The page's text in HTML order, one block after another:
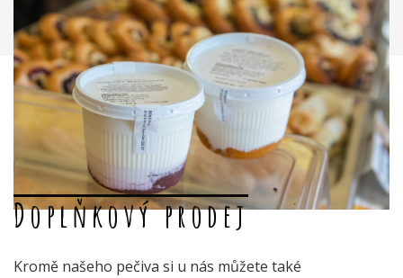
Doplňkový prodej
Kromě našeho pečiva si u nás můžete také